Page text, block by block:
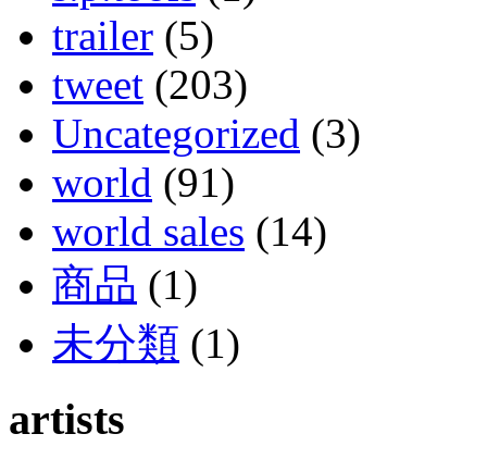
trailer (5)
tweet (203)
Uncategorized (3)
world (91)
world sales (14)
商品 (1)
未分類 (1)
artists